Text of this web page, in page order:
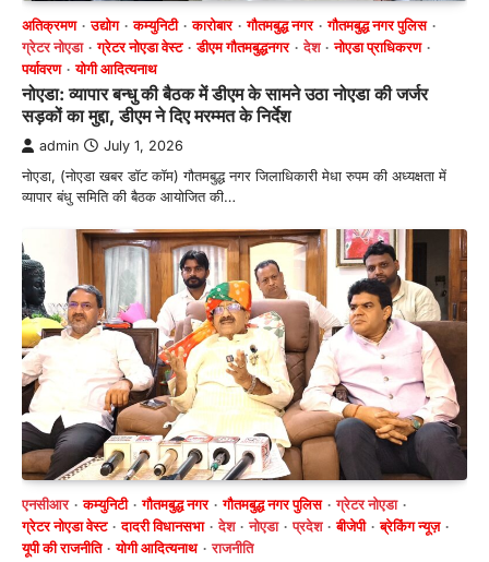
अतिक्रमण उद्योग कम्युनिटी कारोबार गौतमबुद्ध नगर
गौतमबुद्ध नगर पुलिस
ग्रेटर नोएडा
ग्रेटर नोएडा वेस्ट डीएम गौतमबुद्धनगर देश
नोएडा प्राधिकरण
पर्यावरण
योगी आदित्यनाथ
नोएडा: व्यापार बन्धु की बैठक में डीएम के सामने उठा नोएडा की जर्जर
सड़कों का मुद्दा, डीएम ने दिए मरम्मत के निर्देश
admin July 1, 2026
नोएडा, (नोएडा खबर डॉट कॉम) गौतमबुद्ध नगर जिलाधिकारी मेधा रुपम की अध्यक्षता में
व्यापार बंधु समिति की बैठक आयोजित की…
एनसीआर कम्युनिटी गौतमबुद्ध नगर गौतमबुद्ध नगर पुलिस
ग्रेटर नोएडा
ग्रेटर नोएडा वेस्ट
दादरी विधानसभा देश नोएडा प्रदेश बीजेपी
ब्रेकिंग न्यूज़
यूपी की राजनीति
योगी आदित्यनाथ राजनीति